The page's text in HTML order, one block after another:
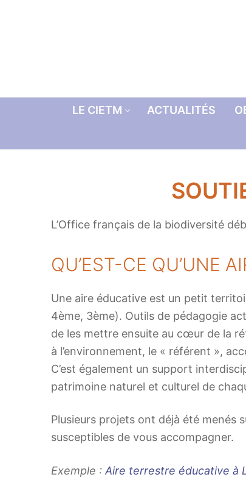
LE CIETM ACTUALITÉS
L’Office français de la biodiversité
QU’EST-CE QU’UNE
Une aire éducative est un petit
4ème, 3ème). Outils de pédagogie
de les mettre ensuite au cœur de la
à l’environnement, le « référent »,
C’est également un support
patrimoine naturel et culturel de
Plusieurs projets ont déjà été menés
susceptibles de vous accompagner.
Exemple : Aire terrestre éducative à